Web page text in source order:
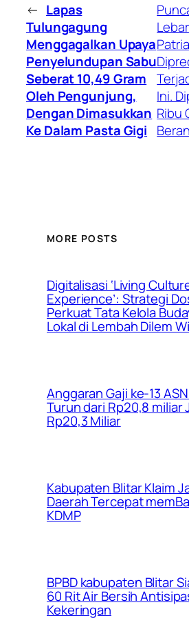
← Lapas
Tulungagung
Menggagalkan Upaya
Penyelundupan Sabu
Seberat 10,49 Gram
Oleh Pengunjung,
Dengan Dimasukkan
Ke Dalam Pasta Gigi
Ini.
Ribu
MORE POSTS
Digitalisasi ‘Living
Experience’: Strategi
Perkuat Tata Kelola
Lokal di Lembah Dilem
Anggaran Gaji ke-13
Turun dari Rp20,8 miliar
Rp20,3 Miliar
Kabupaten Blitar Klaim
Daerah Tercepat
KDMP
BPBD kabupaten Blitar
60 Rit Air Bersih
Kekeringan